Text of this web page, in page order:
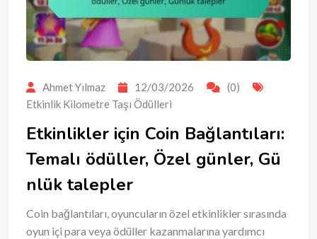
Ahmet Yılmaz 12/03/2026
(0)
Etkinlik Kilometre Taşı Ödülleri
Etkinlikler için Coin Bağlantıları:
Temalı ödüller, Özel günler, Gü
nlük talepler
Coin bağlantıları, oyuncuların özel etkinlikler sırasında
oyun içi para veya ödüller kazanmalarına yardımcı